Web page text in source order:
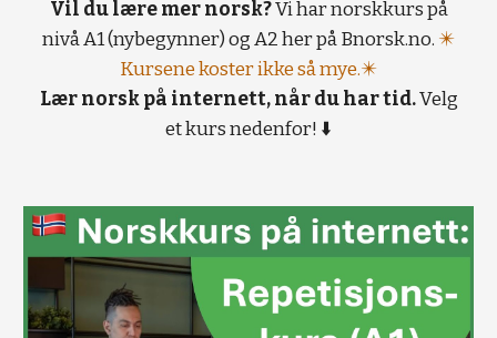
Vil du lære mer norsk?Vi har norskkurs på
nivå A1 (nybegynner) og A2 her på Bnorsk.no. ✴️
Kursene koster ikke så mye.✴️
Lær norsk på internett, når du har tid.Velg
et kurs nedenfor! ⬇️